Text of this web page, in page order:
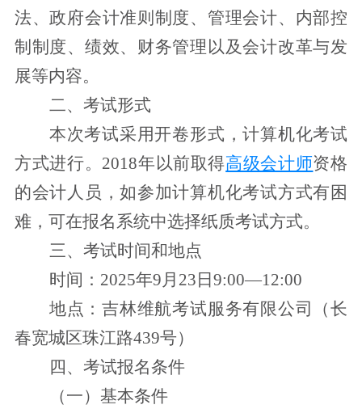
法、政府会计准则制度、管理会计、内部控
制制度、绩效、财务管理以及会计改革与发
展等内容。
二、考试形式
本次考试采用开卷形式，计算机化考试
方式进行。2018年以前取得高级会计师资格
的会计人员，如参加计算机化考试方式有困
难，可在报名系统中选择纸质考试方式。
三、考试时间和地点
时间：2025年9 月 23 日 9:00—12:00
地点：吉林维航考试服务有限公司（长
春宽城区珠江路439号）
四、 考试报名条件
（一）基本条件